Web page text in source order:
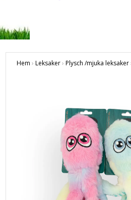
Hem › Leksaker› Plysch /mjuka leksaker